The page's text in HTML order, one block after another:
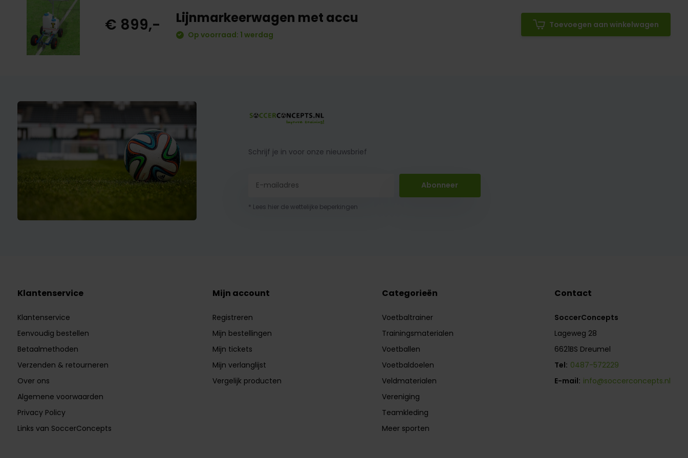
€ 899,- Lijnmarkeerwagen met accu
Op voorraad: 1 werdag
Toevoegen aan winkelwagen
Schrijf je in voor onze nieuwsbrief
Abonneer
* Lees hier de wettelijke beperkingen
Klantenservice
Klantenservice
Eenvoudig bestellen
Betaalmethoden
Verzenden & retourneren
Over ons
Algemene voorwaarden
Privacy Policy
Links van SoccerConcepts
Mijn account
Registreren
Mijn bestellingen
Mijn tickets
Mijn verlanglijst
Vergelijk producten
Categorieën
Voetbaltrainer
Trainingsmaterialen
Voetballen
Voetbaldoelen
Veldmaterialen
Vereniging
Teamkleding
Meer sporten
Contact
SoccerConcepts
Lageweg 28
6621BS Dreumel
Tel: 0487-572229
E-mail: info@soccerconcepts.nl